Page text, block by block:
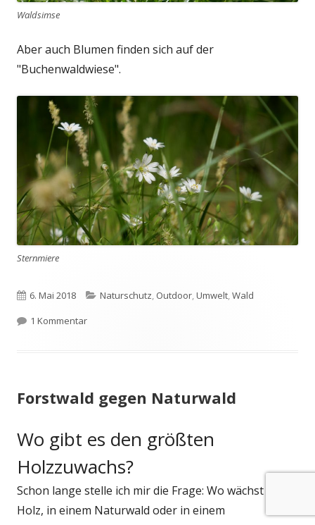
Waldsimse
Aber auch Blumen finden sich auf der
"Buchenwaldwiese".
Sternmiere
Veröffentlicht
am
6. Mai 2018 Kategorien
Naturschutz, Outdoor,Umwelt,Wald
1 Kommentarzu Frühling im Buchenwald
Forstwald gegen Naturwald
Wo gibt es den größten
Holzzuwachs?
Schon lange stelle ich mir die Frage: Wo wächst mehr
Holz, in einem Naturwald oder in einem